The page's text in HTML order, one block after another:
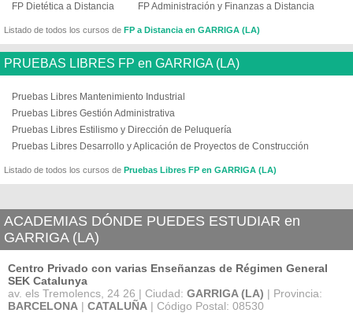
FP Dietética a Distancia
FP Administración y Finanzas a Distancia
Listado de todos los cursos de FP a Distancia en GARRIGA (LA)
PRUEBAS LIBRES FP en GARRIGA (LA)
Pruebas Libres Mantenimiento Industrial
Pruebas Libres Gestión Administrativa
Pruebas Libres Estilismo y Dirección de Peluquería
Pruebas Libres Desarrollo y Aplicación de Proyectos de Construcción
Listado de todos los cursos de Pruebas Libres FP en GARRIGA (LA)
ACADEMIAS DÓNDE PUEDES ESTUDIAR en
GARRIGA (LA)
Centro Privado con varias Enseñanzas de Régimen General
SEK Catalunya
av. els Tremolencs, 24 26 | Ciudad: GARRIGA (LA) | Provincia:
BARCELONA | CATALUÑA | Código Postal: 08530